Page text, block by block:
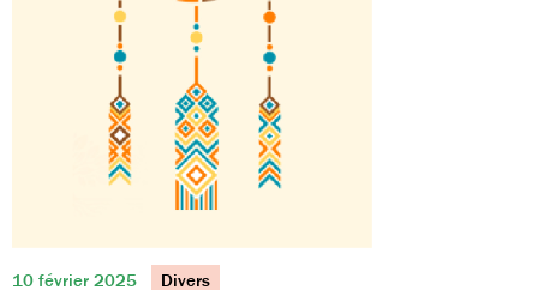
10 février 2025 Divers